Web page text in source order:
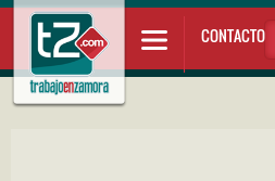
CONTACTO